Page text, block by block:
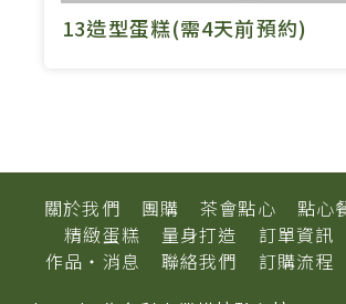
13造型蛋糕(需4天前預約)
關於我們 團購 茶會點心 點心
精緻蛋糕
量身打造 訂單資訊
作品‧消息
聯絡我們 訂購流程